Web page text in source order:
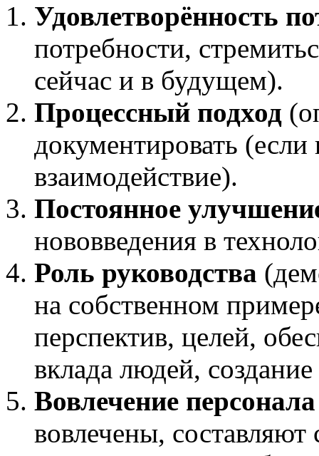
Удовлетворённость
потребности,
сейчас и в будущем).
Процессный подход
документировать
взаимодействие).
Постоянное
нововведения в
Роль руководства
на собственном
перспектив, целей,
вклада людей,
Вовлечение персонала
вовлечены, составляют